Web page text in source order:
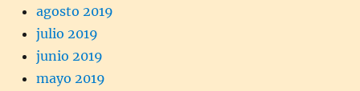
agosto 2019
julio 2019
junio 2019
mayo 2019